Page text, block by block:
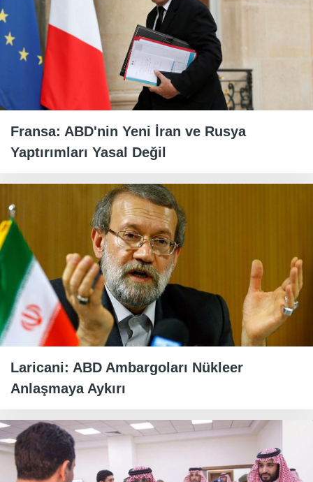
Fransa: ABD'nin Yeni İran ve Rusya
Yaptırımları Yasal Değil
Laricani: ABD Ambargoları Nükleer
Anlaşmaya Aykırı